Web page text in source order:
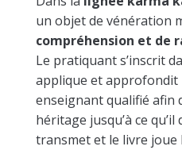
un objet de vénération
compréhension et de
Le pratiquant s’inscrit
applique et approfondit
enseignant qualifié afin
héritage jusqu’à ce
transmet et le livre joue